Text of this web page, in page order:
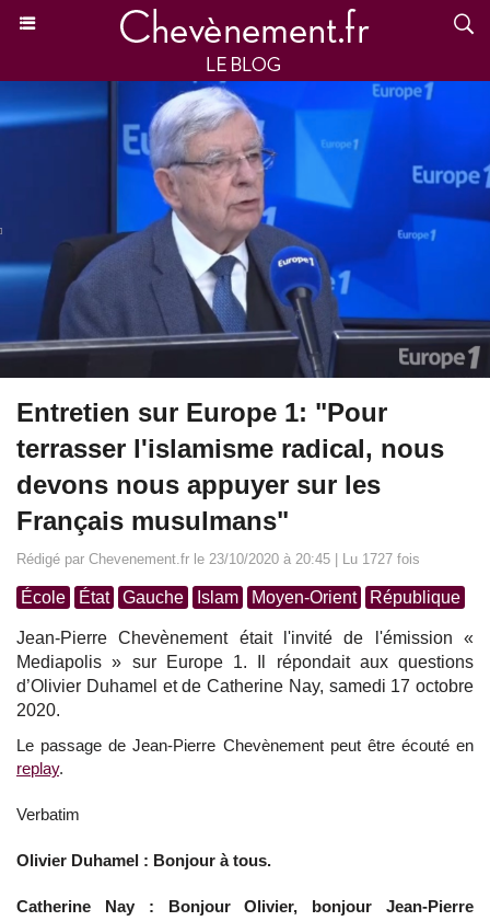
Entretien sur Europe 1: "Pour
terrasser l'islamisme radical, nous
devons nous appuyer sur les
Français musulmans"
Rédigé par Chevenement.fr le 23/10/2020 à 20:45 | Lu 1727 fois
École État Gauche Islam Moyen-Orient République
Jean-Pierre Chevènement était l'invité de l'émission «
Mediapolis » sur Europe 1. Il répondait aux questions
d’Olivier Duhamel et de Catherine Nay, samedi 17 octobre
2020.
Le passage de Jean-Pierre Chevènement peut être écouté en
replay.
Verbatim
Olivier Duhamel : Bonjour à tous.
Catherine Nay : Bonjour Olivier, bonjour Jean-Pierre